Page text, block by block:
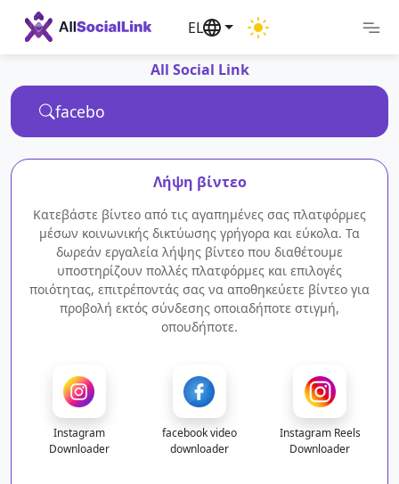
EL
All Social Link
Λήψη βίντεο
Κατεβάστε βίντεο από τις αγαπημένες σας πλατφόρμες
μέσων κοινωνικής δικτύωσης γρήγορα και εύκολα. Τα
δωρεάν εργαλεία λήψης βίντεο που διαθέτουμε
υποστηρίζουν πολλές πλατφόρμες και επιλογές
ποιότητας, επιτρέποντάς σας να αποθηκεύετε βίντεο για
προβολή εκτός σύνδεσης οποιαδήποτε στιγμή,
οπουδήποτε.
Instagram
Downloader
facebook video
downloader
Instagram Reels
Downloader